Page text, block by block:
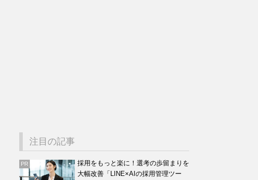
注目の記事
PR
採用をもっと楽に！選考の歩留まりを
大幅改善「LINE×AIの採用管理ツー